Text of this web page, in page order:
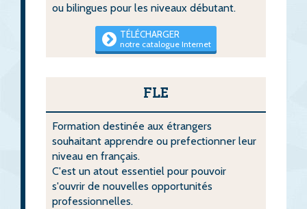
ou bilingues pour les niveaux débutant.
TÉLÉCHARGER
notre catalogue Internet
FLE
Formation destinée aux étrangers
souhaitant apprendre ou prefectionner leur
niveau en français.
C'est un atout essentiel pour pouvoir
s'ouvrir de nouvelles opportunités
professionnelles.